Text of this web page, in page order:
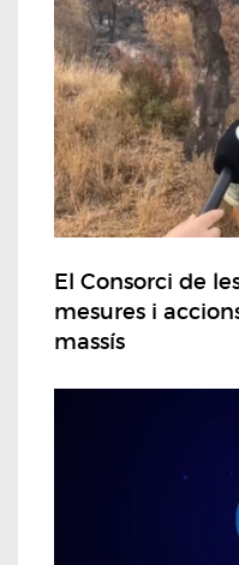
El Consorci de
mesures i
massís